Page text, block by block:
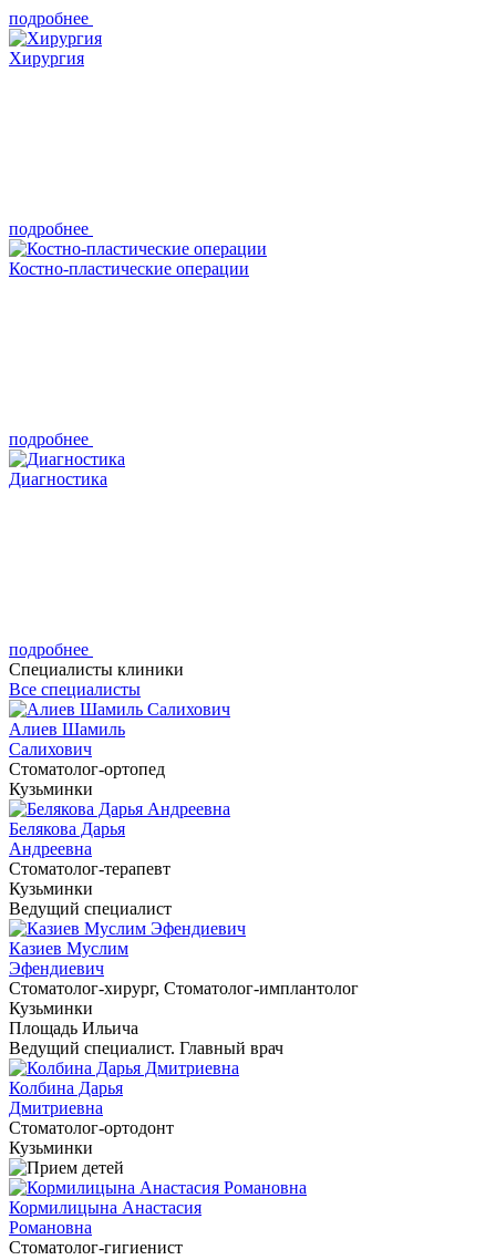
подробнее
Хирургия
подробнее
Костно-пластические операции
подробнее
Диагностика
подробнее
Cпециалисты клиники
Все специалисты
Алиев Шамиль
Салихович
Cтоматолог-ортопед
Кузьминки
Белякова Дарья
Андреевна
Cтоматолог-терапевт
Кузьминки
Ведущий специалист
Казиев Муслим
Эфендиевич
Cтоматолог-хирург, Cтоматолог-имплантолог
Кузьминки
Площадь Ильича
Ведущий специалист. Главный врач
Колбина Дарья
Дмитриевна
Cтоматолог-ортодонт
Кузьминки
Кормилицына Анастасия
Романовна
Cтоматолог-гигиенист